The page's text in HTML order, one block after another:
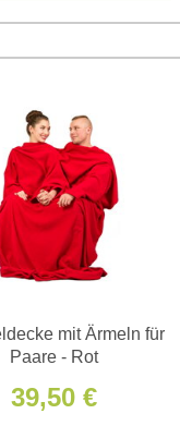
mit Ärmeln für
Paare - Rot
39,50 €